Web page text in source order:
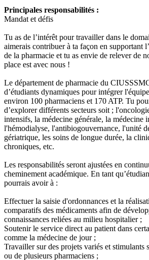
Principales responsabilités :
Mandat et défis
Tu as de l’intérêt pour travailler dans le
aimerais contribuer à ta façon en supportant
de la pharmacie et tu as envie de relever de
place est avec nous !
Le département de pharmacie du
d’étudiants dynamiques pour intégrer
environ 100 pharmaciens et 170 ATP. Tu
d’explorer différents secteurs soit ;
intensifs, la médecine générale, la médecine
l'hémodialyse, l'antibiogouvernance, l'unité
gériatrique, les soins de longue durée, la
chroniques, etc.
Les responsabilités seront ajustées en
cheminement académique. En tant
pourrais avoir à :
Effectuer la saisie d'ordonnances et la
comparatifs des médicaments afin de
connaissances reliées au milieu hospitalier ;
Soutenir le service direct au patient dans
comme la médecine de jour ;
Travailler sur des projets variés et stimulants
ou de plusieurs pharmaciens ;